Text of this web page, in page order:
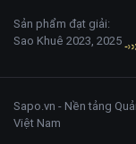
Sapo.vn - Nền tảng
Việt Nam
Sản phẩm đạt giải:
Sao Khuê 2023, 2025